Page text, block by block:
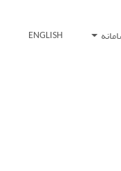
ENGLISH